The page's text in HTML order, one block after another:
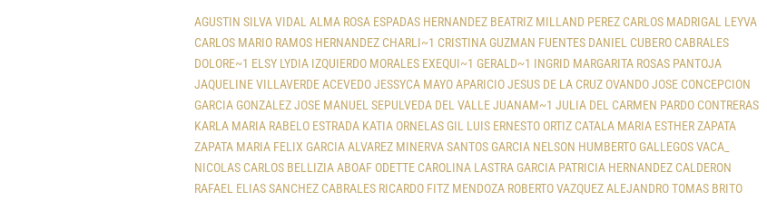
AGUSTIN SILVA VIDAL ALMA ROSA ESPADAS HERNANDEZ BEATRIZ MILLAND PEREZ CARLOS MADRIGAL LEYVA
CARLOS MARIO RAMOS HERNANDEZ CHARLI~1 CRISTINA GUZMAN FUENTES DANIEL CUBERO CABRALES
DOLORE~1 ELSY LYDIA IZQUIERDO MORALES EXEQUI~1 GERALD~1 INGRID MARGARITA ROSAS PANTOJA
JAQUELINE VILLAVERDE ACEVEDO JESSYCA MAYO APARICIO JESUS DE LA CRUZ OVANDO JOSE CONCEPCION
GARCIA GONZALEZ JOSE MANUEL SEPULVEDA DEL VALLE JUANAM~1 JULIA DEL CARMEN PARDO CONTRERAS
KARLA MARIA RABELO ESTRADA KATIA ORNELAS GIL LUIS ERNESTO ORTIZ CATALA MARIA ESTHER ZAPATA
ZAPATA MARIA FELIX GARCIA ALVAREZ MINERVA SANTOS GARCIA NELSON HUMBERTO GALLEGOS VACA_
NICOLAS CARLOS BELLIZIA ABOAF ODETTE CAROLINA LASTRA GARCIA PATRICIA HERNANDEZ CALDERON
RAFAEL ELIAS SANCHEZ CABRALES RICARDO FITZ MENDOZA ROBERTO VAZQUEZ ALEJANDRO TOMAS BRITO